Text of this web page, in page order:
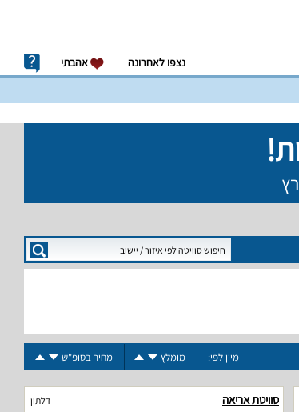
נצפו לאחרונה אהבתי
מיין לפי: מומלץ מחיר בסופ"ש
סוויטת אריאה דלתון